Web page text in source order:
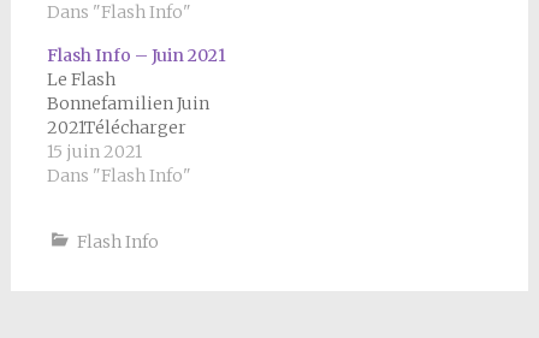
Dans "Flash Info"
Flash Info – Juin 2021
Le Flash
Bonnefamilien Juin
2021Télécharger
15 juin 2021
Dans "Flash Info"
Flash Info